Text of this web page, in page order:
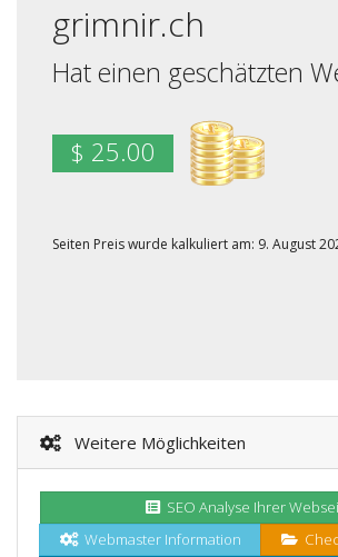
grimnir.ch
Hat einen geschätzten
$ 25.00
Seiten Preis wurde kalkuliert am: 9. August
Weitere Möglichkeiten
SEO Analyse Ihrer
Webmaster Information